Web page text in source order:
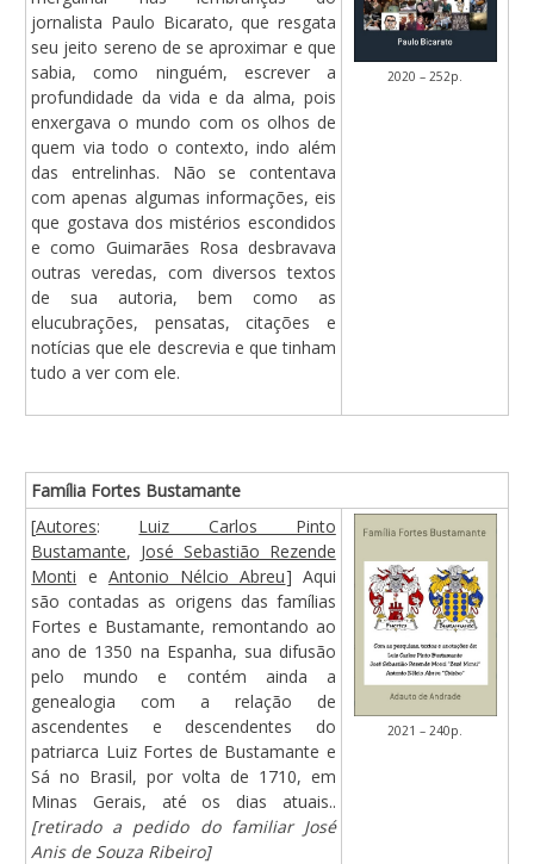
jornalista Paulo Bicarato, que resgata
seu jeito sereno de se aproximar e que
sabia, como ninguém, escrever a
profundidade da vida e da alma, pois
enxergava o mundo com os olhos de
quem via todo o contexto, indo além
das entrelinhas. Não se contentava
com apenas algumas informações, eis
que gostava dos mistérios escondidos
e como Guimarães Rosa desbravava
outras veredas, com diversos textos
de sua autoria, bem como as
elucubrações, pensatas, citações e
notícias que ele descrevia e que tinham
tudo a ver com ele.
2020 – 252p.
Família Fortes Bustamante
[Autores: Luiz Carlos Pinto
Bustamante, José Sebastião Rezende
Monti e Antonio Nélcio Abreu] Aqui
são contadas as origens das famílias
Fortes e Bustamante, remontando ao
ano de 1350 na Espanha, sua difusão
pelo mundo e contém ainda a
genealogia com a relação de
ascendentes e descendentes do
patriarca Luiz Fortes de Bustamante e
Sá no Brasil, por volta de 1710, em
Minas Gerais, até os dias atuais..
[retirado a pedido do familiar José
Anis de Souza Ribeiro]
2021 – 240p.